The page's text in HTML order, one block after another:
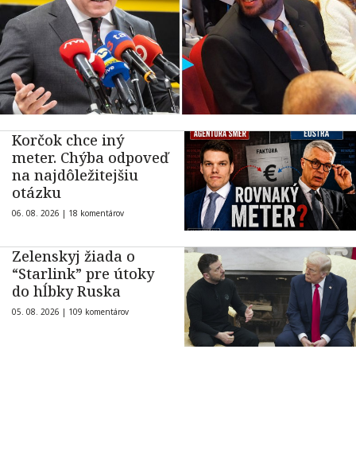
Korčok chce iný
meter. Chýba odpoveď
na najdôležitejšiu
otázku
06. 08. 2026 | 18 komentárov
Zelenskyj žiada o
“Starlink” pre útoky
do hĺbky Ruska
05. 08. 2026 | 109 komentárov